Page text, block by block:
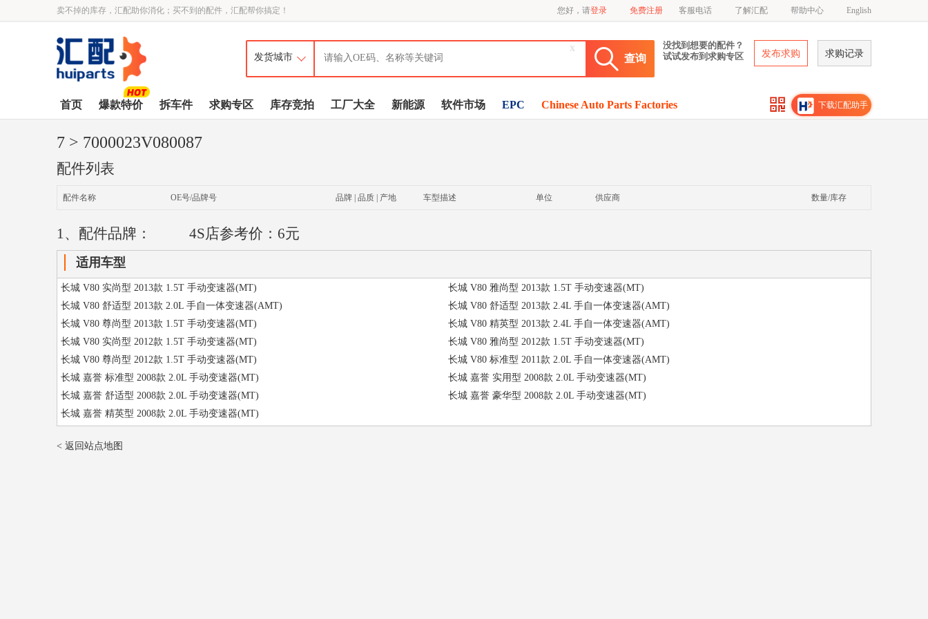
卖不掉的库存，汇配助你消化；买不到的配件，汇配帮你搞定！ 您好，请登录 免费注册 客服电话 了解汇配 帮助中心 English
查询
x
没找到想要的配件？
试试发布到求购专区
发布求购 求购记录
首页 爆款特价 拆车件 求购专区 库存竞拍 工厂大全 新能源 软件市场 EPC Chinese Auto Parts Factories 下载汇配助手
7 > 7000023V080087
配件列表
配件名称 OE号/品牌号 品牌 | 品质 | 产地 车型描述 单位 供应商 数量/库存
1、配件品牌： 4S店参考价：6元
适用车型
长城 V80 实尚型 2013款 1.5T 手动变速器(MT)
长城 V80 雅尚型 2013款 1.5T 手动变速器(MT)
长城 V80 舒适型 2013款 2.0L 手自一体变速器(AMT)
长城 V80 舒适型 2013款 2.4L 手自一体变速器(AMT)
长城 V80 尊尚型 2013款 1.5T 手动变速器(MT)
长城 V80 精英型 2013款 2.4L 手自一体变速器(AMT)
长城 V80 实尚型 2012款 1.5T 手动变速器(MT)
长城 V80 雅尚型 2012款 1.5T 手动变速器(MT)
长城 V80 尊尚型 2012款 1.5T 手动变速器(MT)
长城 V80 标准型 2011款 2.0L 手自一体变速器(AMT)
长城 嘉誉 标准型 2008款 2.0L 手动变速器(MT)
长城 嘉誉 实用型 2008款 2.0L 手动变速器(MT)
长城 嘉誉 舒适型 2008款 2.0L 手动变速器(MT)
长城 嘉誉 豪华型 2008款 2.0L 手动变速器(MT)
长城 嘉誉 精英型 2008款 2.0L 手动变速器(MT)
< 返回站点地图